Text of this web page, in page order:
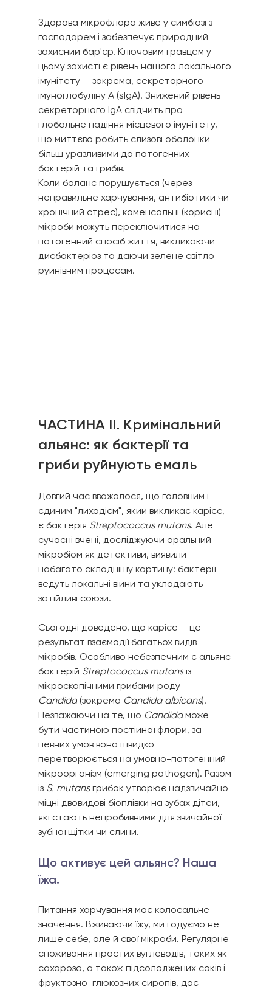
Здорова мікрофлора живе у симбіозі з
господарем і забезпечує природний
захисний бар'єр. Ключовим гравцем у
цьому захисті є рівень нашого локального
імунітету — зокрема, секреторного
імуноглобуліну А (sIgA). Знижений рівень
секреторного IgA свідчить про
глобальне падіння місцевого імунітету,
що миттєво робить слизові оболонки
більш уразливими до патогенних
бактерій та грибів.
Коли баланс порушується (через
неправильне харчування, антибіотики чи
хронічний стрес), коменсальні (корисні)
мікроби можуть переключитися на
патогенний спосіб життя, викликаючи
дисбактеріоз та даючи зелене світло
руйнівним процесам.
ЧАСТИНА II. Кримінальний
альянс: як бактерії та
гриби руйнують емаль
Довгий час вважалося, що головним і
єдиним "лиходієм", який викликає карієс,
є бактерія Streptococcus mutans. Але
сучасні вчені, досліджуючи оральний
мікробіом як детективи, виявили
набагато складнішу картину: бактерії
ведуть локальні війни та укладають
затійливі союзи.
Сьогодні доведено, що карієс — це
результат взаємодії багатьох видів
мікробів. Особливо небезпечним є альянс
бактерій Streptococcus mutans із
мікроскопічними грибами роду
Candida (зокрема Candida albicans).
Незважаючи на те, що Candida може
бути частиною постійної флори, за
певних умов вона швидко
перетворюється на умовно-патогенний
мікроорганізм (emerging pathogen). Разом
із S. mutans грибок утворює надзвичайно
міцні двовидові біоплівки на зубах дітей,
які стають непробивними для звичайної
зубної щітки чи слини.
Що активує цей альянс? Наша
їжа.
Питання харчування має колосальне
значення. Вживаючи їжу, ми годуємо не
лише себе, але й свої мікроби. Регулярне
споживання простих вуглеводів, таких як
сахароза, а також підсолоджених соків і
фруктозно-глюкозних сиропів, дає